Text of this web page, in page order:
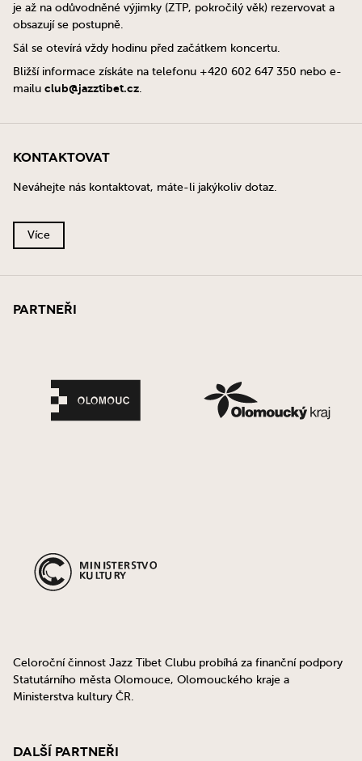
je až na odůvodněné výjimky (ZTP, pokročilý věk) rezervovat a
obsazují se postupně.
Sál se otevírá vždy hodinu před začátkem koncertu.
Bližší informace získáte na telefonu +420 602 647 350 nebo e-
mailu club@jazztibet.cz
Kontaktovat
Neváhejte nás kontaktovat, máte-li jakýkoliv dotaz.
Více
Partneři
Celoroční činnost Jazz Tibet Clubu probíhá za finanční podpory
Statutárního města Olomouce, Olomouckého kraje a
Ministerstva kultury ČR.
Další partneři